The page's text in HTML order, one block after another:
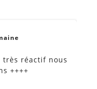
très réactif nous
++++